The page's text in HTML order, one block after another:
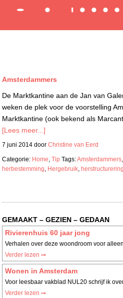
Amsterdammers
De Marktkantine aan de Jan van
weken de plek voor de voorstelling
Marktkantine (ook bekend als
[Lees meer...]
7 juni 2014 doorChristine van Eerd
Categorie: Home,Tip Tags:Amsterdammers,
herbestemming, Hergebruik, herstructurering
GEMAAKT – GEZIEN – GEDAAN
Rivierenhuis 60 jaar jong
Verhalen over deze woondroom voor
Verder lezen
Wonen in Amsterdam
Voor leesbaar vakblad NUL20 schrijf ik
Verder lezen